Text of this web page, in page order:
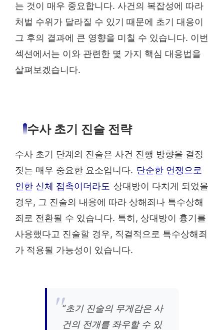
는 것이 매우 중요합니다. 사건의 복잡성에 따라
처벌 수위가 달라질 수 있기 때문에 초기 대응이
그 후의 결과에 큰 영향을 미칠 수 있습니다. 이번
섹션에서는 이와 관련한 몇 가지 핵심 대응법을
살펴보겠습니다.
수사 초기 진술 전략
수사 초기 단계의 진술은 사건 진행 방향을 결정
짓는 매우 중요한 요소입니다. 단순한 언쟁으로
인한 신체 접촉이더라도 상대방이 다치게 되었을
경우, 그 진술의 내용에 따라 상해죄나 특수상해
죄로 전환될 수 있습니다. 특히, 상대방이 흉기를
사용했다고 진술할 경우, 직결적으로 특수상해죄
가 적용될 가능성이 있습니다.
“초기 진술의 무게감은 사
건의 전개를 좌우할 수 있